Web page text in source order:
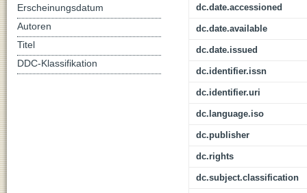
dc.date.accessioned
dc.date.available
dc.date.issued
dc.identifier.issn
dc.identifier.uri
dc.language.iso
dc.publisher
dc.rights
dc.subject.classification
Erscheinungsdatum
Autoren
Titel
DDC-Klassifikation